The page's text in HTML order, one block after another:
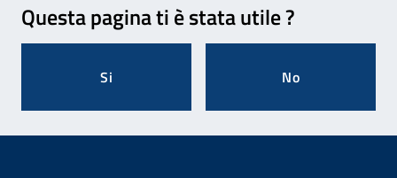
Questa pagina ti è stata utile ?
Si No